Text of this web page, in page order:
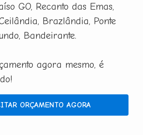
GO, Recanto das Emas,
Brazlândia, Ponte
Bandeirante.
agora mesmo, é
ORÇAMENTO AGORA